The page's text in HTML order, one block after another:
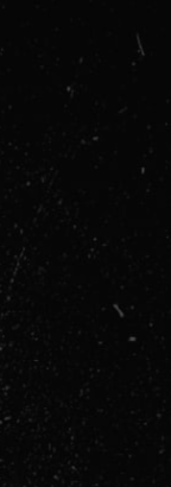
vežbi,
mase.
ubrzati
nakon